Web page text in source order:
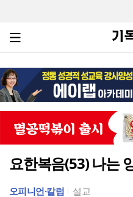
요한복음(53) 나는
오피니언·칼럼 설교